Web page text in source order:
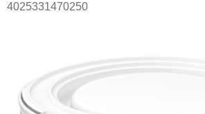
4025331470250